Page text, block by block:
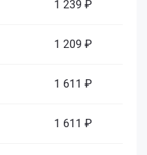
1 239 ₽
1 209 ₽
1 611 ₽
1 611 ₽